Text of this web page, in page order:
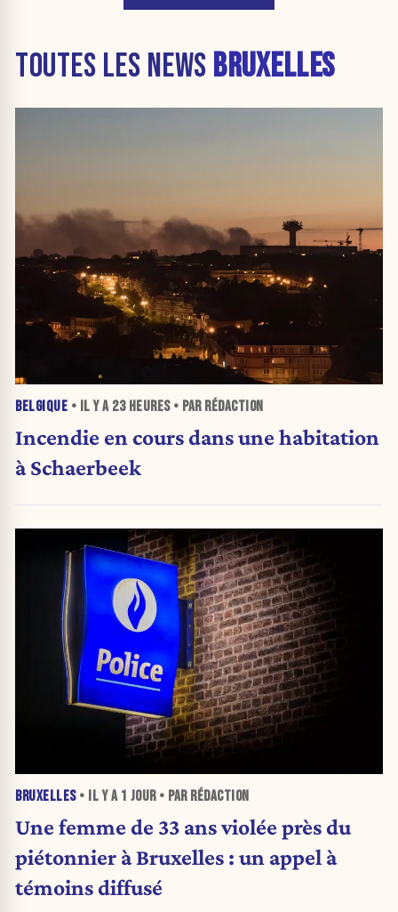
TOUTES LES NEWS BRUXELLES
BELGIQUE • IL Y A 23 HEURES• PAR RÉDACTION
Incendie en cours dans une habitation
à Schaerbeek
BRUXELLES• IL Y A 1 JOUR• PAR RÉDACTION
Une femme de 33 ans violée près du
piétonnier à Bruxelles : un appel à
témoins diffusé